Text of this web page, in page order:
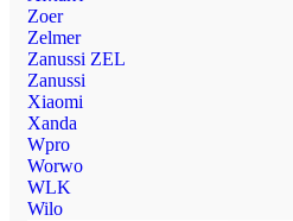
Zoer
Zelmer
Zanussi ZEL
Zanussi
Xiaomi
Xanda
Wpro
Worwo
WLK
Wilo